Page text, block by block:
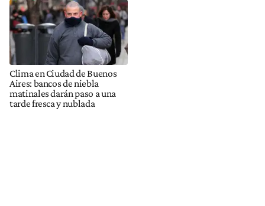
Clima en Ciudad de Buenos
Aires: bancos de niebla
matinales darán paso a una
tarde fresca y nublada